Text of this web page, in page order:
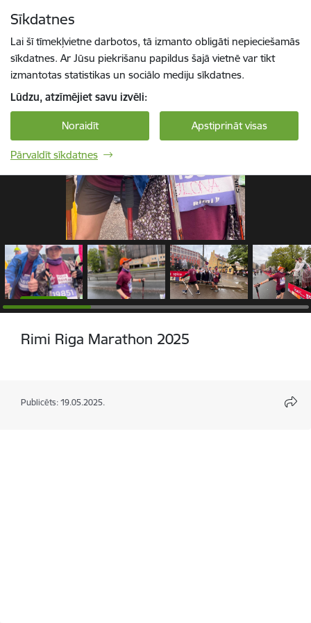
Sīkdatnes
Lai šī tīmekļvietne darbotos, tā izmanto obligāti nepieciešamās
sīkdatnes. Ar Jūsu piekrišanu papildus šajā vietnē var tikt
izmantotas statistikas un sociālo mediju sīkdatnes.
Lūdzu, atzīmējiet savu izvēli:
Noraidīt Apstiprināt visas
Pārvaldīt sīkdatnes
1 / 13
Rimi Riga Marathon 2025
Publicēts: 19.05.2025.